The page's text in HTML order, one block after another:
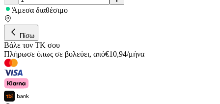
Άμεσα διαθέσιμο
Πίσω
Βάλε τον ΤΚ σου
Πλήρωσε όπως σε βολεύει, από€10,94/μήνα